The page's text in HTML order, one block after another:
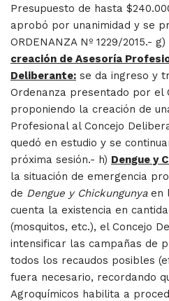
Presupuesto de hasta
aprobó por unanimidad y se
ORDENANZA Nº 1229/2015.- g)
creación de Asesoría
Deliberante: se da ingreso y
Ordenanza presentado por el
proponiendo la creación de
Profesional al Concejo
quedó en estudio y se
próxima sesión.- h) Dengue y
la situación de emergencia
de Dengue y Chickungunyaen
cuenta la existencia en
(mosquitos, etc.), el Concejo
intensificar las campañas de
todos los recaudos posibles
fuera necesario, recordando
Agroquímicos habilita a